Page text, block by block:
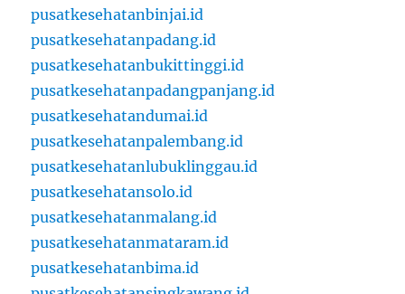
pusatkesehatanbinjai.id
pusatkesehatanpadang.id
pusatkesehatanbukittinggi.id
pusatkesehatanpadangpanjang.id
pusatkesehatandumai.id
pusatkesehatanpalembang.id
pusatkesehatanlubuklinggau.id
pusatkesehatansolo.id
pusatkesehatanmalang.id
pusatkesehatanmataram.id
pusatkesehatanbima.id